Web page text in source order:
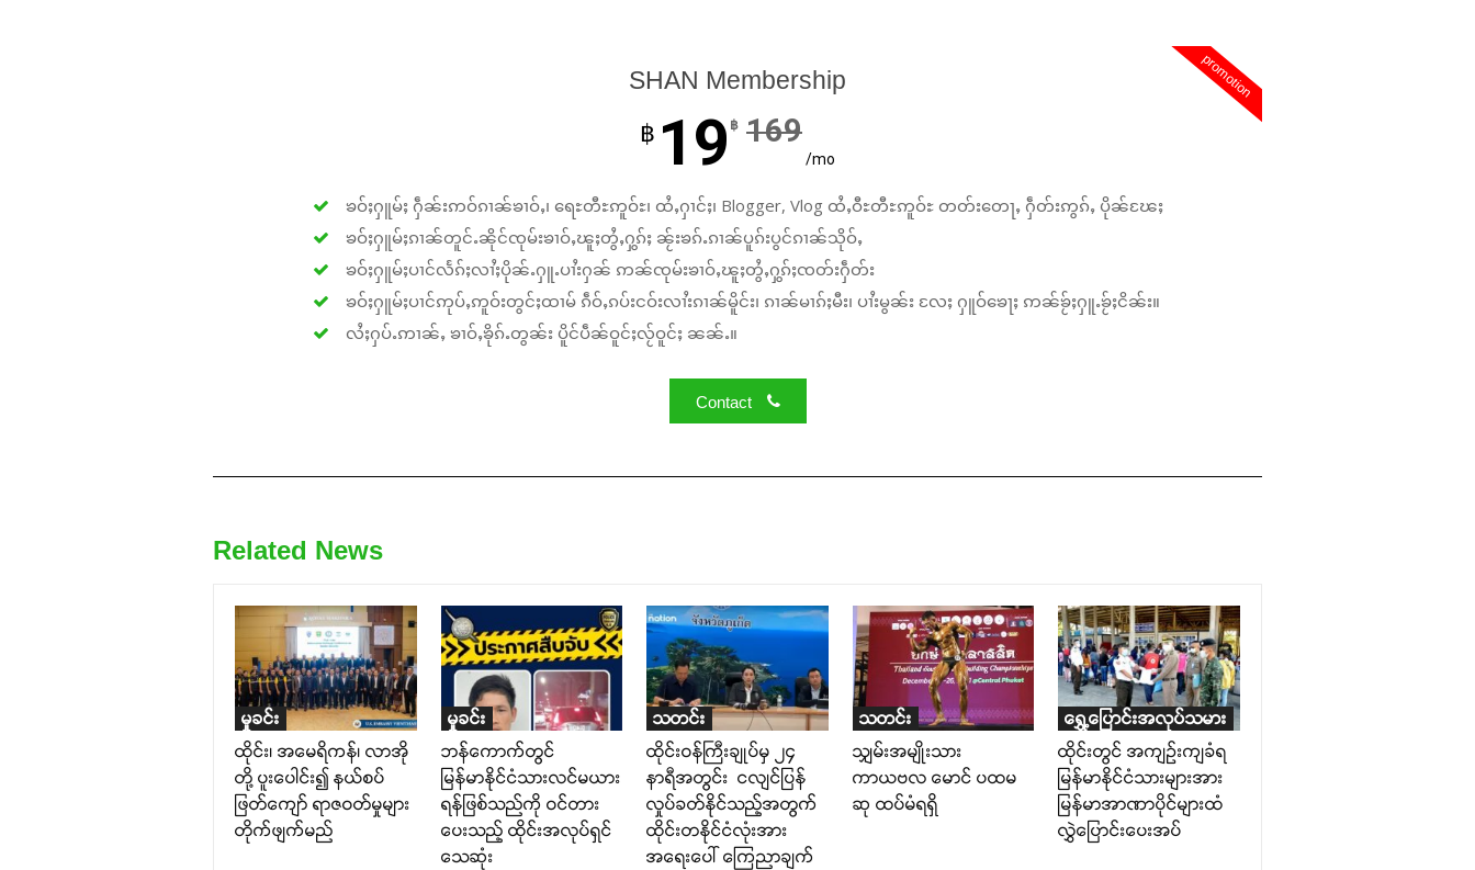
promotion
SHAN Membership
฿ 19 ฿ 169
/mo
ၶဝ်ႈႁူမ်ႈ ႁဵၼ်းဢဝ်ၵၢၼ်ၶၢဝ်ႇ၊ ရေႊတီႊဢူဝ်ႊ၊ ထႆႇႁၢင်ႈ၊ Blogger, Vlog ထႆႇဝီႊတီႊဢူဝ်ႊ တတ်းတေႃႇ ႁဵတ်းဢွၵ်ႇ ပိုၼ်ၽႄႈ
ၶဝ်ႈႁူမ်ႈၵၢၼ်တူင်ႉၼိုင်ၸုမ်းၶၢဝ်ႇၽူႈတွႆႇႁွၵ်ႈ ၼႂ်းၶၵ်ႉၵၢၼ်ပူၵ်းပွင်ၵၢၼ်သိုဝ်ႇ
ၶဝ်ႈႁူမ်ႈပၢင်လႅၵ်ႈလၢႆႈပိုၼ်ႉႁူႉပၢႆးႁၼ် ဢၼ်ၸုမ်းၶၢဝ်ႇၽူႈတွႆႇႁွၵ်ႈၸတ်းႁဵတ်း
ၶဝ်ႈႁူမ်ႈပၢင်ဢုပ်ႇဢူဝ်းတွင်ႈထၢမ် ၵဵဝ်ႇၵပ်းငဝ်းလၢႆးၵၢၼ်မိူင်း၊ ၵၢၼ်မၢၵ်ႈမီး၊ ပၢႆးမွၼ်း လႄႈ ႁူဝ်ၶေႃႈ ဢၼ်ၶႂ်ႈႁူႉၶႂ်ႈငိၼ်း။
လႆႈႁပ်ႉဢၢၼ်ႇ ၶၢဝ်ႇၶိုၵ်ႉတွၼ်း ပိူင်ပဵၼ်ဝူင်ႈလႂ်ဝူင်ႈ ၼၼ်ႉ။
Contact
Related News
မှုခင်း
ထိုင်း၊ အမေရိကန်၊ လာအို
တို့ ပူးပေါင်း၍ နယ်စပ်
ဖြတ်ကျော် ရာဇဝတ်မှုများ
တိုက်ဖျက်မည်
မှုခင်း
ဘန်ကောက်တွင်
မြန်မာနိုင်ငံသားလင်မယား
ရန်ဖြစ်သည်ကို ဝင်တား
ပေးသည့် ထိုင်းအလုပ်ရှင်
သေဆုံး
သတင်း
ထိုင်းဝန်ကြီးချုပ်မှ ၂၄
နာရီအတွင်း ငလျင်ပြန်
လှုပ်ခတ်နိုင်သည့်အတွက်
ထိုင်းတနိုင်ငံလုံးအား
အရေးပေါ် ကြေညာချက်
သတင်း
သျှမ်းအမျိုးသား
ကာယဗလ မောင် ပထမ
ဆု ထပ်မံရရှိ
ရွှေ့ပြောင်းအလုပ်သမား
ထိုင်းတွင် အကျဉ်းကျခံရ
မြန်မာနိုင်ငံသားများအား
မြန်မာအာဏာပိုင်များထံ
လွှဲပြောင်းပေးအပ်